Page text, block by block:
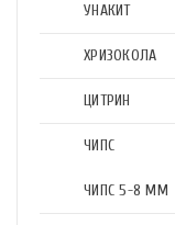
УНАКИТ
ХРИЗОКОЛА
ЦИТРИН
ЧИПС
ЧИПС 5-8 ММ